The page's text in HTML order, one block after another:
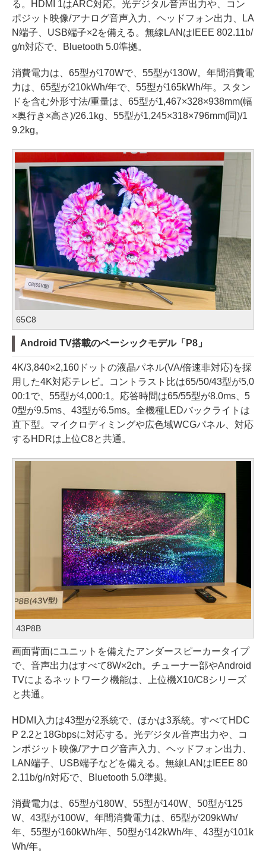
る。HDMI 1はARC対応。光デジタル音声出力や、コン
ポジット映像/アナログ音声入力、ヘッドフォン出力、LA
N端子、USB端子×2を備える。無線LANはIEEE 802.11b/
g/n対応で、Bluetooth 5.0準拠。
消費電力は、65型が170Wで、55型が130W。年間消費電
力は、65型が210kWh/年で、55型が165kWh/年。スタン
ドを含む外形寸法/重量は、65型が1,467×328×938mm(幅
×奥行き×高さ)/26.1kg、55型が1,245×318×796mm(同)/1
9.2kg。
65C8
Android TV搭載のベーシックモデル「P8」
4K/3,840×2,160ドットの液晶パネル(VA/倍速非対応)を採
用した4K対応テレビ。コントラスト比は65/50/43型が5,0
00:1で、55型が4,000:1。応答時間は65/55型が8.0ms、5
0型が9.5ms、43型が6.5ms。全機種LEDバックライトは
直下型。マイクロディミングや広色域WCGパネル、対応
するHDRは上位C8と共通。
43P8B
画面背面にユニットを備えたアンダースピーカータイプ
で、音声出力はすべて8W×2ch。チューナー部やAndroid
TVによるネットワーク機能は、上位機X10/C8シリーズ
と共通。
HDMI入力は43型が2系統で、ほかは3系統。すべてHDC
P 2.2と18Gbpsに対応する。光デジタル音声出力や、コ
ンポジット映像/アナログ音声入力、ヘッドフォン出力、
LAN端子、USB端子などを備える。無線LANはIEEE 80
2.11b/g/n対応で、Bluetooth 5.0準拠。
消費電力は、65型が180W、55型が140W、50型が125
W、43型が100W。年間消費電力は、65型が209kWh/
年、55型が160kWh/年、50型が142kWh/年、43型が101k
Wh/年。